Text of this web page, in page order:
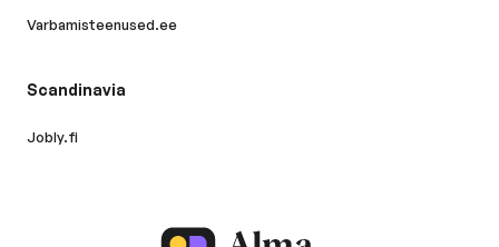
Varbamisteenused.ee
Scandinavia
Jobly.fi